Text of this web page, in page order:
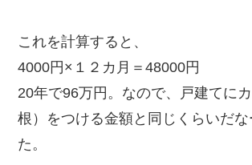
これを計算すると、
4000円×１２カ月＝48000円
20年で96万円。なので、戸建てに
根）をつける金額と同じくらいだな
た。